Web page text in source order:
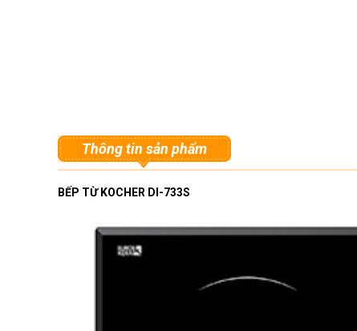
Thông tin sản phẩm
BẾP TỪ KOCHER DI-733S